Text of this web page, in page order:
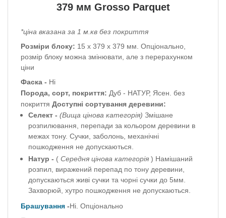
379 мм Grosso Parquet
*ціна вказана за 1 м.кв без покриття
Розміри блоку: 15 х 379 х 379 мм. Опціонально,
розмір блоку можна змінювати, але з перерахунком
ціни
Фаска - Ні
Порода, сорт, покриття: Дуб - НАТУР, Ясен. без
покриття Доступні сортування деревини:
Селект - (Вища цінова категорія) Змішане
розпилювання, перепади за кольором деревини в
межах тону. Сучки, заболонь, механічні
пошкодження не допускаються.
Натур - ( Середня цінова категорія ) Намішаний
розпил, виражений перепад по тону деревини,
допускаються живі сучки та чорні сучки до 5мм.
Захворюй, хутро пошкодження не допускаються.
Брашування -Ні. Опціонально